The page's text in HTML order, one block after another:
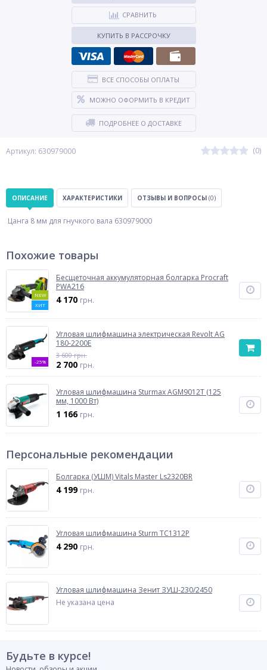
Артикул: 630979000 (0)
СРАВНИТЬ
КУПИТЬ В РАССРОЧКУ
ВСЕ СПОСОБЫ ОПЛАТЫ
МОЖНО ОФОРМИТЬ В КРЕДИТ
ПОДРОБНЕЕ О ДОСТАВКЕ
ОПИСАНИЕ ХАРАКТЕРИСТИКИ ОТЗЫВЫ И ВОПРОСЫ (0)
Цанга 8 мм для гнучкого вала 630979000
Похожие товары
NEW
ХИТ
Бесщеточная аккумуляторная болгарка Procraft
PWA216
4 170 грн.
-25%
Угловая шлифмашина электрическая Revolt AG
180-2200Е
3 600 грн.
2 700 грн.
Угловая шлифмашина Sturmax AGM9012T (125
мм, 1000 Вт)
1 166 грн.
Персональные рекомендации
Болгарка (УШМ) Vitals Master Ls2320BR
4 199 грн.
Угловая шлифмашина Sturm TC1312P
4 290 грн.
Угловая шлифмашина Зенит ЗУШ-230/2450
Не указана цена
Будьте в курсе!